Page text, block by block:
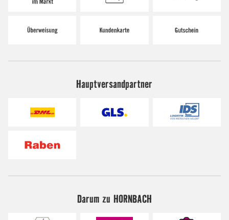
Hauptversandpartner
Darum zu HORNBACH